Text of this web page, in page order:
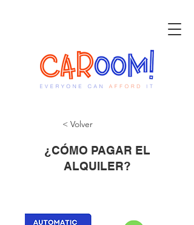
< Volver
¿CÓMO PAGAR EL
ALQUILER?